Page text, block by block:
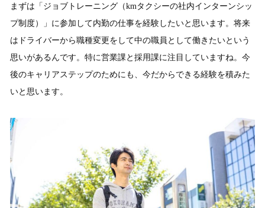
まずは「ジョブトレーニング（kmタクシーの社内インターンシッ
プ制度）」に参加して内勤の仕事を経験したいと思います。将来
はドライバーから職種変更をして中の職員として働きたいという
思いがあるんです。特に営業課と採用課に注目していますね。今
後のキャリアステップのためにも、今だからできる経験を積みた
いと思います。